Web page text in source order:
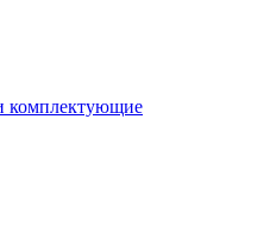
комплектующие